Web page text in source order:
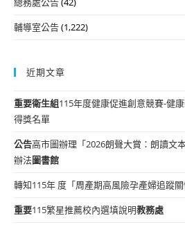
輔導室公告(1,222)
近期文章
重要衛生組115年度健康促進創意競賽-健
得獎名單
公告高市圖辦理「2026朗聲大賞：朗讀文
辦法圖書館
轉知115年 度「周產期高風險孕產婦追蹤關
重要115繁星推薦校內選填說明教務處